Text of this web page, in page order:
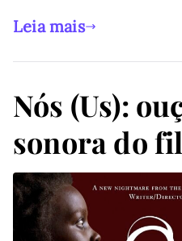
Leia mais
Nós (Us):
sonora do